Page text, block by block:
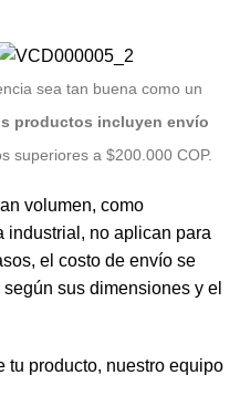
sea tan buena como un
productos incluyen envío
superiores a $200.000 COP.
volumen, como
industrial, no aplican para
el costo de envío se
sus dimensiones y el
tu producto, nuestro equipo